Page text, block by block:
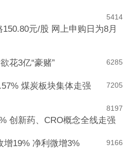
414
5
元/股 网上申购日为8月
285
6
花3亿“豪赌”
205
7
煤炭板块集体走强
197
8
创新药、CRO概念全线走强
166
9
增19% 净利微增3%